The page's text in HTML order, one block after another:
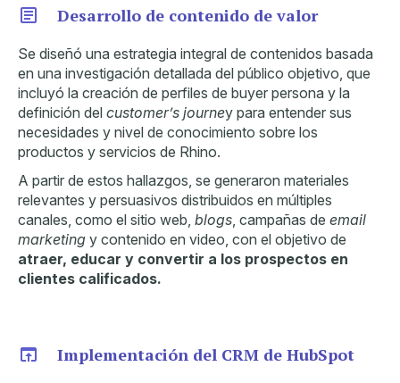
Desarrollo de contenido de valor
Se diseñó una estrategia integral de contenidos basada
en una investigación detallada del público objetivo, que
incluyó la creación de perfiles de buyer persona y la
definición del customer’s journey para entender sus
necesidades y nivel de conocimiento sobre los
productos y servicios de Rhino.
A partir de estos hallazgos, se generaron materiales
relevantes y persuasivos distribuidos en múltiples
canales, como el sitio web, blogs, campañas de email
marketing y contenido en video, con el objetivo de
atraer, educar y convertir a los prospectos en
clientes calificados.
Implementación del CRM de HubSpot